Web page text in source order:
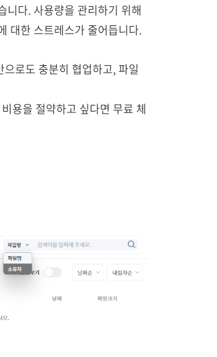
니다. 사용량을 관리하기 위해
대한 스트레스가 줄어듭니다.
로도 충분히 협업하고, 파일
용을 절약하고 싶다면 무료 체